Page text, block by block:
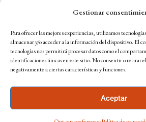
Gestionar
Para ofrecer las mejores experiencias, utilizamos
almacenar y/o acceder a la información del dispositivo. El
tecnologías nos permitirá procesar datos como el
identificaciones únicas en este sitio. No consentir o retirar
negativamente a ciertas características y funciones.
Aceptar